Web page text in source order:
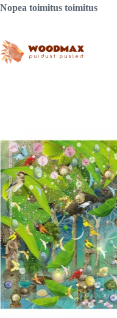
Siirry
sisältöön
Nopea toimitus toimitus